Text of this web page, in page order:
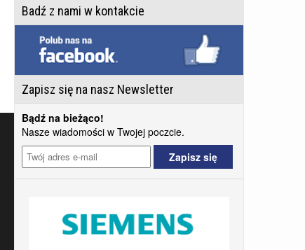
Badź z nami w kontakcie
Zapisz się na nasz Newsletter
Bądź na bieżąco!
Nasze wiadomości w Twojej poczcie.